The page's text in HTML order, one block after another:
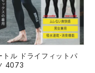
トル ドライフィットパ
4073